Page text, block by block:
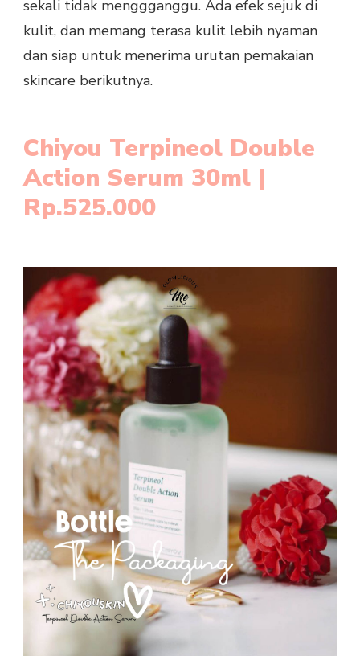
sekali tidak menggganggu. Ada efek sejuk di
kulit, dan memang terasa kulit lebih nyaman
dan siap untuk menerima urutan pemakaian
skincare berikutnya.
Chiyou Terpineol Double
Action Serum 30ml |
Rp.525.000